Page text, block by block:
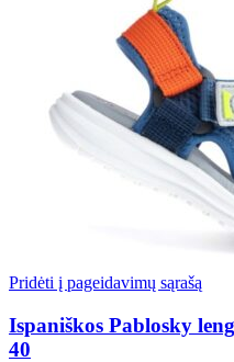
Pridėti į pageidavimų sąrašą
Ispaniškos Pablosky
40